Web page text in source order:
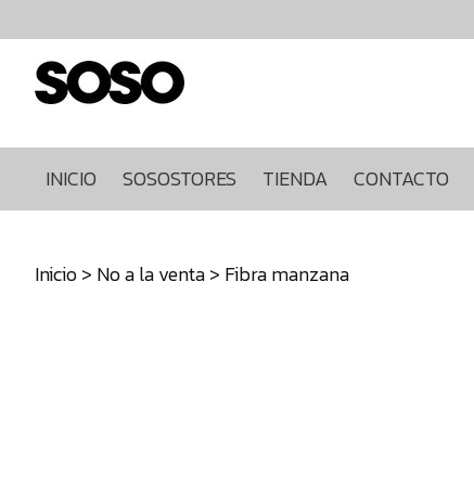
INICIO SOSOSTORES TIENDA CONTACTO
Inicio
Sosostores
Contacto
Ultimas
640271930
Inicio> No a la venta> Fibra manzana